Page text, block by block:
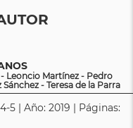
Leoncio Martínez - Pedro
- Teresa de la Parra
5 | Año: 2019 | Páginas: